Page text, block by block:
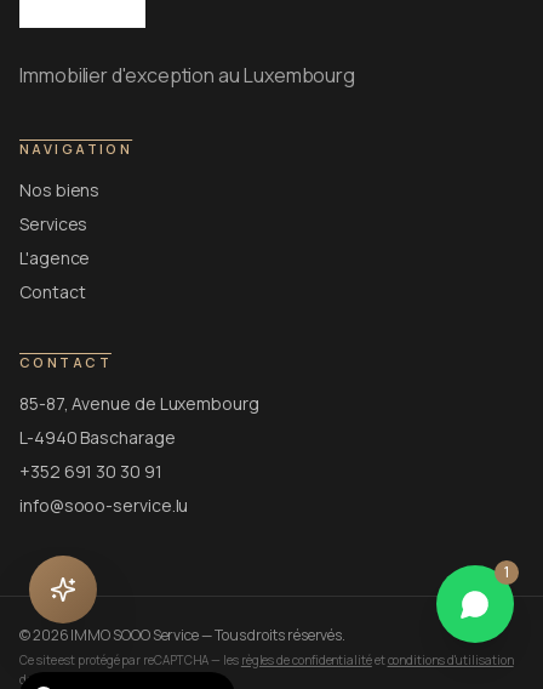
Immobilier d'exception au Luxembourg
NAVIGATION
Nos biens
Services
L'agence
Contact
CONTACT
85-87, Avenue de Luxembourg
L-4940 Bascharage
+352 691 30 30 91
info@sooo-service.lu
©2026IMMO SOOO Service —Tous droits réservés.
Ce site est protégé par reCAPTCHA — les règles de confidentialitéetconditions d'utilisation
de Google s'appliquent.
1